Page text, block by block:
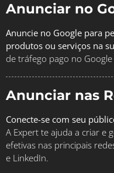
Anunciar no
Anuncie no Google para
produtos ou serviços na
de tráfego pago no Google
Anunciar nas
Conecte-se com seu
A Expert te ajuda a criar e
efetivas nas principais
e LinkedIn.